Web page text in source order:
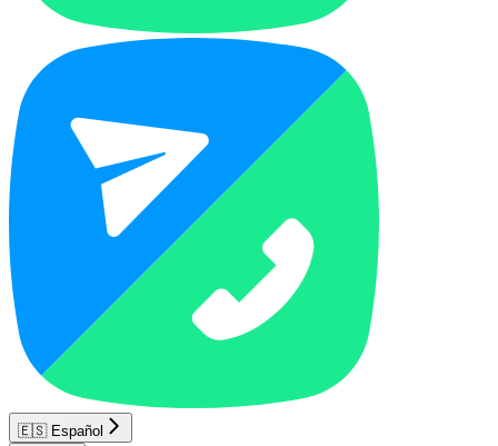
🇪🇸 Español